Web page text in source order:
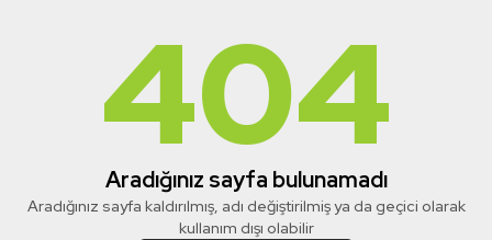
404
Aradığınız sayfa bulunamadı
Aradığınız sayfa kaldırılmış, adı değiştirilmiş ya da geçici olarak
kullanım dışı olabilir